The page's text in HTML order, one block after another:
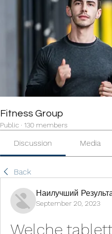
Fitness Group
Public · 130 members
Discussion Media
Back
Наилучший
September 20, 2023
Welche